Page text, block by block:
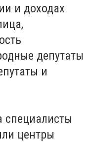
и доходах
депутаты
и
специалисты
центры